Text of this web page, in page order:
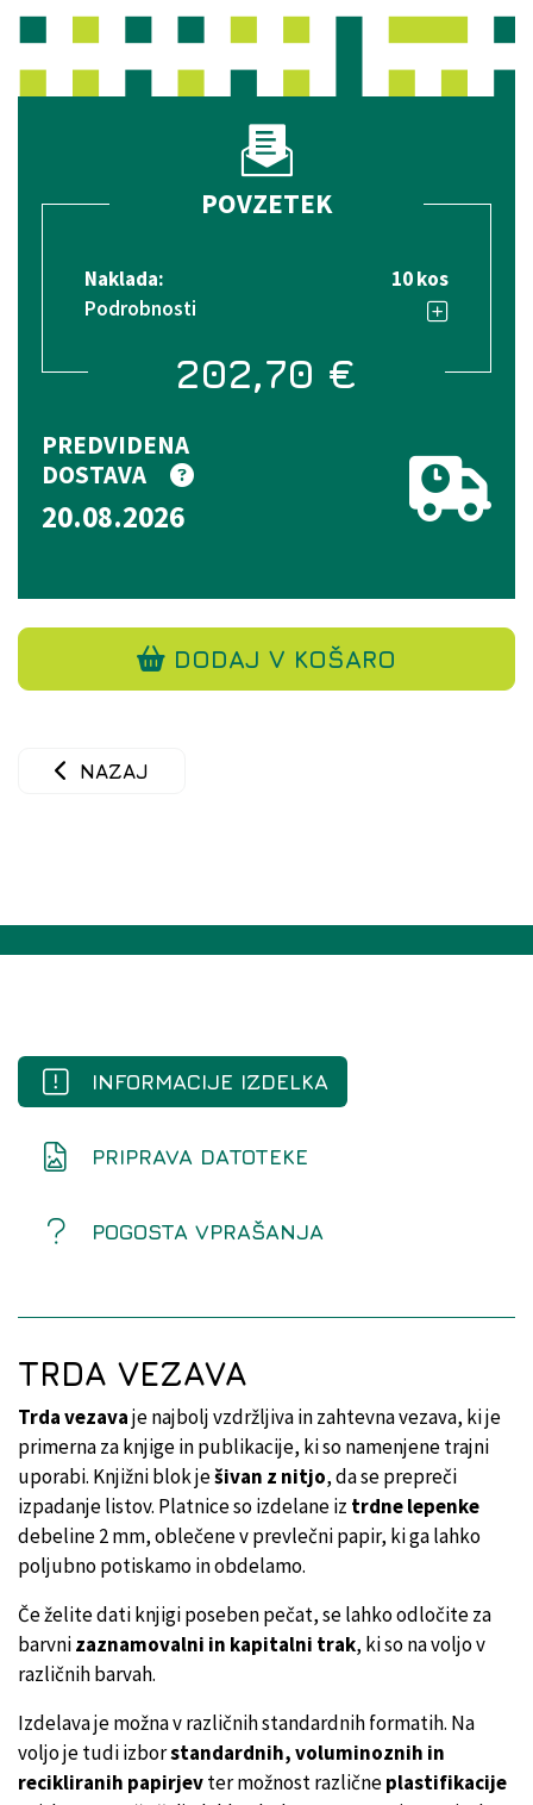
POVZETEK
Naklada:
10 kos
Podrobnosti
202,70 €
PREDVIDENA
DOSTAVA
20.08.2026
DODAJ V KOŠARO
NAZAJ
INFORMACIJE IZDELKA
PRIPRAVA DATOTEKE
POGOSTA VPRAŠANJA
TRDA VEZAVA
Trda vezavaje najbolj vzdržljiva in zahtevna vezava, ki je
primerna za knjige in publikacije, ki so namenjene trajni
uporabi. Knjižni blok ješivan z nitjo, da se prepreči
izpadanje listov. Platnice so izdelane iz trdne lepenke
debeline 2 mm, oblečene v prevlečni papir, ki ga lahko
poljubno potiskamo in obdelamo.
Če želite dati knjigi poseben pečat, se lahko odločite za
barvnizaznamovalni in kapitalni trak, ki so na voljo v
različnih barvah.
Izdelava je možna v različnih standardnih formatih. Na
voljo je tudi izborstandardnih, voluminoznih in
recikliranih papirjevter možnost različneplastifikacije